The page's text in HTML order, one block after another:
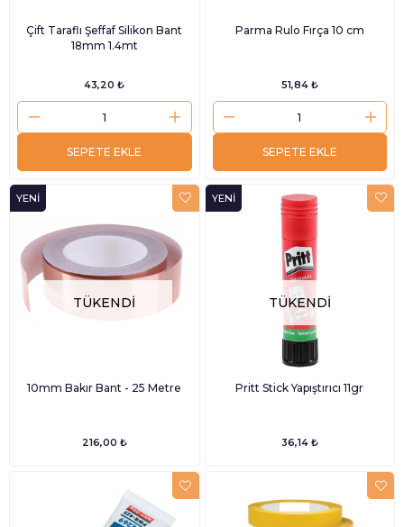
Çift Taraflı Şeffaf Silikon Bant
18mm 1.4mt
43,20 ₺
SEPETE EKLE
Parma Rulo Fırça 10 cm
51,84 ₺
SEPETE EKLE
TÜKENDI
10mm Bakır Bant - 25 Metre
216,00 ₺
YENI
TÜKENDI
Pritt Stick Yapıştırıcı 11gr
36,14 ₺
YENI